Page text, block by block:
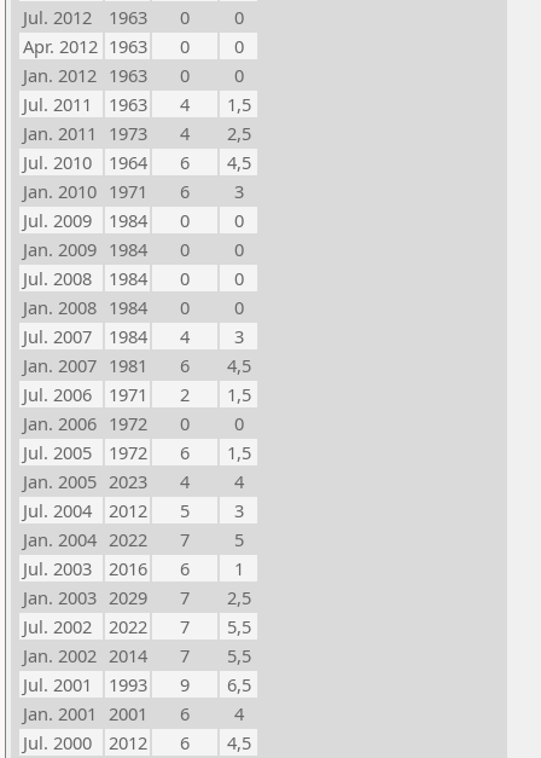
Jul. 2012
1963 0
0
Apr. 2012 1963 0
0
Jan. 2012 1963 0
0
Jul. 2011
1963 4
1,5
Jan. 2011
1973 4
2,5
Jul. 2010
1964 6
4,5
Jan. 2010 1971 6
3
Jul. 2009
1984 0
0
Jan. 2009 1984 0
0
Jul. 2008
1984 0
0
Jan. 2008 1984 0
0
Jul. 2007
1984 4
3
Jan. 2007 1981 6
4,5
Jul. 2006
1971 2
1,5
Jan. 2006 1972 0
0
Jul. 2005
1972 6
1,5
Jan. 2005 2023 4
4
Jul. 2004
2012 5
3
Jan. 2004 2022 7
5
Jul. 2003
2016 6
1
Jan. 2003 2029 7
2,5
Jul. 2002
2022 7
5,5
Jan. 2002 2014 7
5,5
Jul. 2001
1993 9
6,5
Jan. 2001 2001 6
4
Jul. 2000
2012 6
4,5